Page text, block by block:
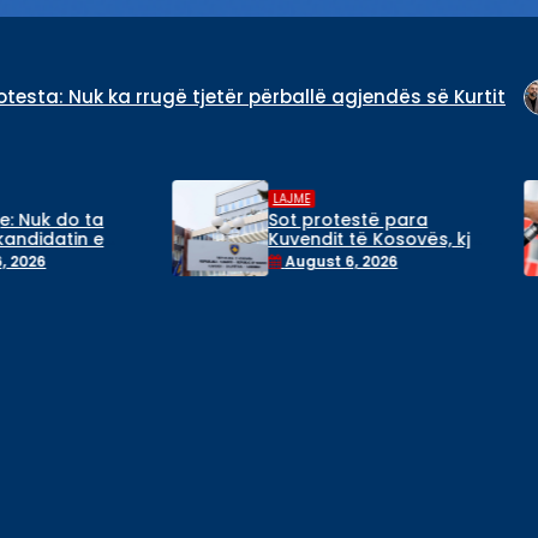
tjetër përballë agjendës së Kurtit “I udhëhequr
Sot protestë para
Kuvendit të Kosovës, kjo
është arsyeja
Bie çmimi i
Kosovë në
dje, kaq do të